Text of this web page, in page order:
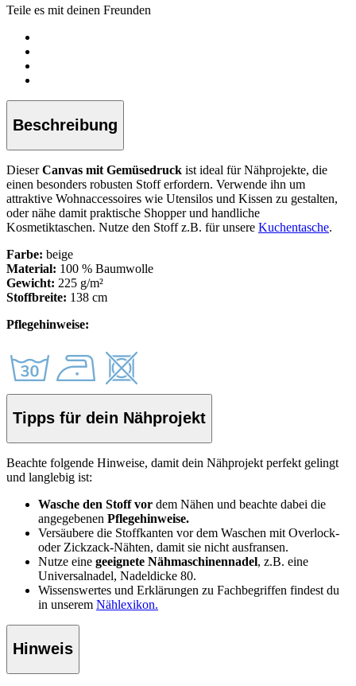
Teile es mit deinen Freunden
Beschreibung
DieserCanvas mit Gemüsedruck ist ideal für Nähprojekte, die
einen besonders robusten Stoff erfordern. Verwende ihn um
attraktive Wohnaccessoires wie Utensilos und Kissen zu gestalten,
oder nähe damit praktische Shopper und handliche
Kosmetiktaschen. Nutze den Stoff z.B. für unsere Kuchentasche.
Farbe: beige
Material: 100 % Baumwolle
Gewicht: 225 g/m²
Stoffbreite: 138 cm
Pflegehinweise:
Tipps für dein Nähprojekt
Beachte folgende Hinweise, damit dein Nähprojekt perfekt gelingt
und langlebig ist:
Wasche den Stoff vor dem Nähen und beachte dabei die
angegebenen Pflegehinweise.
Versäubere die Stoffkanten vor dem Waschen mit Overlock-
oder Zickzack-Nähten, damit sie nicht ausfransen.
Nutze eine geeignete Nähmaschinennadel, z.B. eine
Universalnadel, Nadeldicke 80.
Wissenswertes und Erklärungen zu Fachbegriffen findest du
in unserem Nählexikon.
Hinweis